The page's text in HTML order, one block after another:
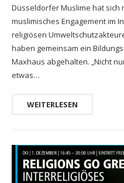
Düsseldorfer Muslime hat sich
muslimisches Engagement im
religiösen
haben gemeinsam ein
Maxhaus abgehalten. „Nicht
etwas…
WEITERLESEN